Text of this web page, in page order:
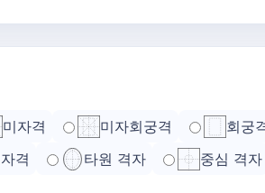
미자격 미자회궁격 회궁
격
타원 격자 중심 격자